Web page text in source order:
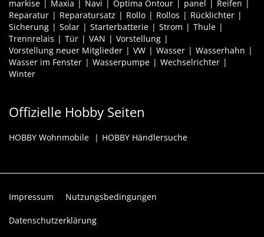
markise
Maxia Navi Optima Ontour panel
Reifen
Reparatur
Reparatursatz Rollo Rollos
Rücklichter
Sicherung
Solar Starterbatterie Strom
Thule
Trennrelais
Tür VAN
Vorstellung
Vorstellung neuer Mitglieder
VW Wasser
Wasserhahn
Wasser im Fenster
Wasserpumpe
Wechselrichter
Winter
Offizielle Hobby Seiten
HOBBY Wohnmobile HOBBY Händlersuche
Impressum Nutzungsbedingungen
Datenschutzerklärung